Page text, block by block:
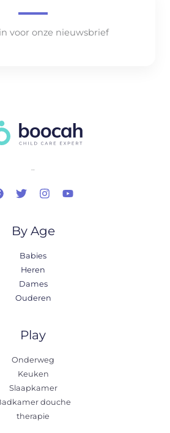
voor onze nieuwsbrief
..
By Age
Babies
Heren
Dames
Ouderen
Play
Onderweg
Keuken
Slaapkamer
douche
therapie